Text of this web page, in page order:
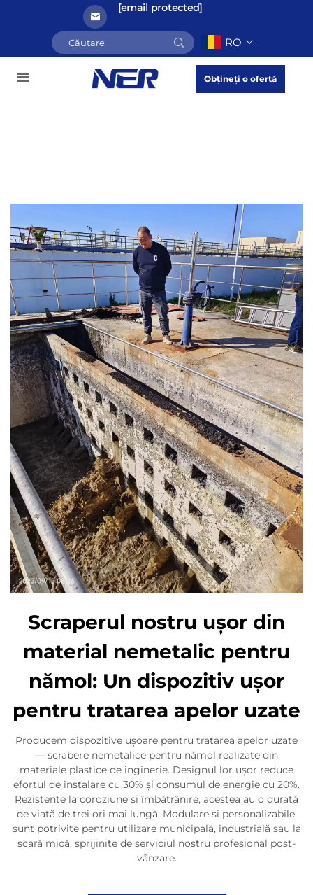
[email protected]
RO
Obțineți o ofertă
Scraperul nostru ușor din
material nemetalic pentru
nămol: Un dispozitiv ușor
pentru tratarea apelor uzate
Producem dispozitive ușoare pentru tratarea apelor uzate
— scrabere nemetalice pentru nămol realizate din
materiale plastice de inginerie. Designul lor ușor reduce
efortul de instalare cu 30% și consumul de energie cu 20%.
Rezistente la coroziune și îmbătrânire, acestea au o durată
de viață de trei ori mai lungă. Modulare și personalizabile,
sunt potrivite pentru utilizare municipală, industrială sau la
scară mică, sprijinite de serviciul nostru profesional post-
vânzare.